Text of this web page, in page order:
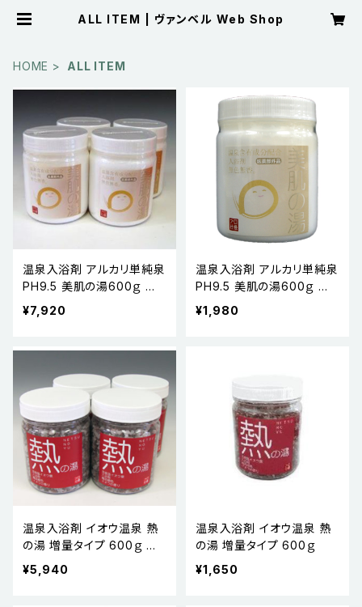
ALL ITEM | ヴァンベル Web Shop
HOME ALL ITEM
温泉入浴剤 アルカリ単純泉
PH9.5 美肌の湯600ｇ 医
薬部外品 4本セット
¥7,920
温泉入浴剤 アルカリ単純泉
PH9.5 美肌の湯600ｇ 医
薬部外品
¥1,980
温泉入浴剤 イオウ温泉 熱
の湯 増量タイプ 600ｇ お
得な4本セット
¥5,940
温泉入浴剤 イオウ温泉 熱
の湯 増量タイプ 600ｇ
¥1,650